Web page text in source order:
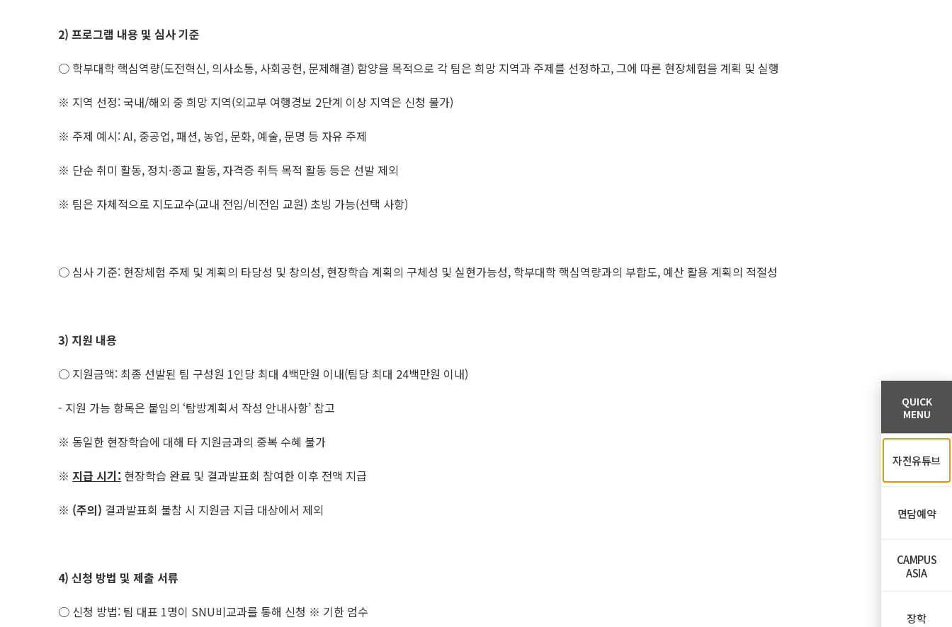
2) 프로그램 내용 및 심사 기준
○ 학부대학 핵심역량(도전혁신, 의사소통, 사회공헌, 문제해결) 함양을 목적으로 각 팀은 희망 지역과 주제를 선정하고, 그에 따른 현장체험을 계획 및 실행
※ 지역 선정: 국내/해외 중 희망 지역(외교부 여행경보 2단계 이상 지역은 신청 불가)
※ 주제 예시: AI, 중공업, 패션, 농업, 문화, 예술, 문명 등 자유 주제
※ 단순 취미 활동, 정치·종교 활동, 자격증 취득 목적 활동 등은 선발 제외
※ 팀은 자체적으로 지도교수(교내 전임/비전임 교원) 초빙 가능(선택 사항)
○ 심사 기준: 현장체험 주제 및 계획의 타당성 및 창의성, 현장학습 계획의 구체성 및 실현가능성, 학부대학 핵심역량과의 부합도, 예산 활용 계획의 적절성
3) 지원 내용
○ 지원금액: 최종 선발된 팀 구성원 1인당 최대 4백만원 이내(팀당 최대 24백만원 이내)
- 지원 가능 항목은 붙임의 ‘탐방계획서 작성 안내사항’ 참고
※ 동일한 현장학습에 대해 타 지원금과의 중복 수혜 불가
※ 지급 시기: 현장학습 완료 및 결과발표회 참여한 이후 전액 지급
※ (주의) 결과발표회 불참 시 지원금 지급 대상에서 제외
4) 신청 방법 및 제출 서류
○ 신청 방법: 팀 대표 1명이 SNU비교과를 통해 신청 ※ 기한 엄수
QUICK
MENU
자전유튜브
면담예약
CAMPUS
ASIA
장학